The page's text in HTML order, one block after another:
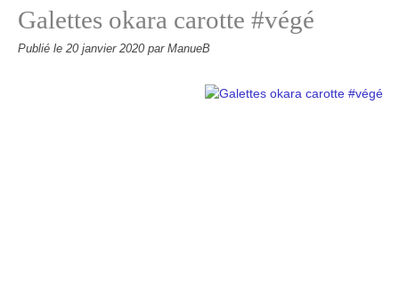
Galettes okara carotte #végé
Publié le 20 janvier 2020 par ManueB